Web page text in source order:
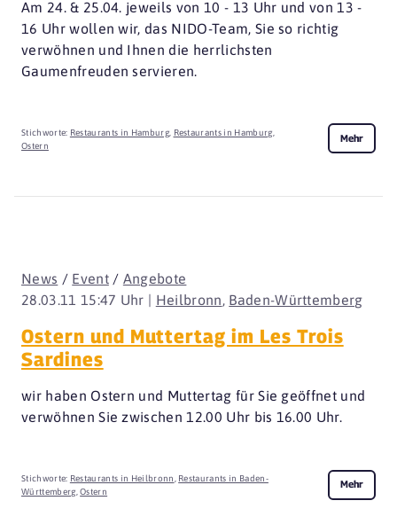
Am 24. & 25.04. jeweils von 10 - 13 Uhr und von 13 -
16 Uhr wollen wir, das NIDO-Team, Sie so richtig
verwöhnen und Ihnen die herrlichsten
Gaumenfreuden servieren.
Stichworte: Restaurants in Hamburg, Restaurants in Hamburg
Ostern
Mehr
28.03.11 15:47 Uhr | Heilbronn, Baden-Württemberg
News / Event/ Angebote
Ostern und Muttertag im Les Trois
Sardines
wir haben Ostern und Muttertag für Sie geöffnet und
verwöhnen Sie zwischen 12.00 Uhr bis 16.00 Uhr.
Stichworte: Restaurants in Heilbronn
Restaurants in Baden-
Württemberg ,Ostern
Mehr